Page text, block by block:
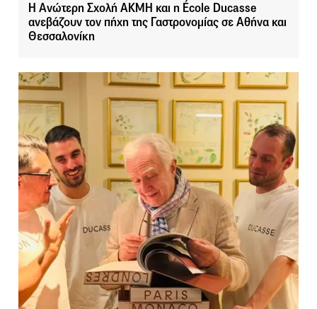
Η Ανώτερη Σχολή ΑΚΜΗ και η École Ducasse
ανεβάζουν τον πήχη της Γαστρονομίας σε Αθήνα και
Θεσσαλονίκη